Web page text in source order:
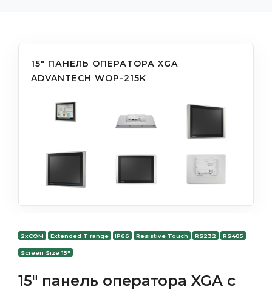
15" ПАНЕЛЬ ОПЕРАТОРА XGA
ADVANTECH WOP-215K
2xCOM Extended T range IP66 Resistive Touch RS232 RS485
Screen Size 15"
15" панель оператора XGA с